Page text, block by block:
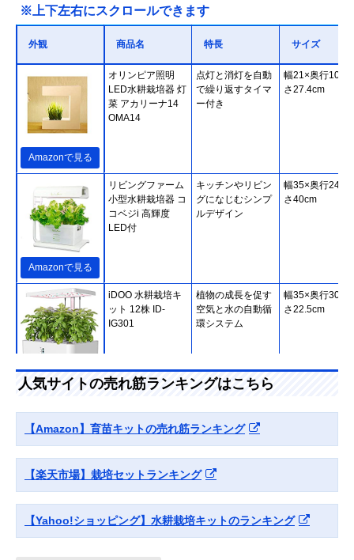
※上下左右にスクロールできます
外観 商品名 特長 サイズ
Amazonで見る
オリンピア照明
LED水耕栽培器 灯
菜 アカリーナ14
OMA14
点灯と消灯を自動
で繰り返すタイマ
ー付き
幅21×奥行10×高
さ27.4cm
Amazonで見る
リビングファーム
小型水耕栽培器 コ
コベジi 高輝度
LED付
キッチンやリビン
グになじむシンプ
ルデザイン
幅35×奥行24×高
さ40cm
Amazonで見る
iDOO 水耕栽培キ
ット 12株 ID-
IG301
植物の成長を促す
空気と水の自動循
環システム
幅35×奥行
さ22.5cm
Amazonで見る
培キット GS1 Lite
ィスプレイでわか
りやすい
さ90cm
リビングファーム
大型水耕栽培器
3～4人家族向きの
大型サイズ
幅79.5×奥行
高さ122cm
人気サイトの売れ筋ランキングはこちら
【Amazon】育苗キットの売れ筋ランキング
【楽天市場】栽培セットランキング
【Yahoo!ショッピング】水耕栽培キットのランキング